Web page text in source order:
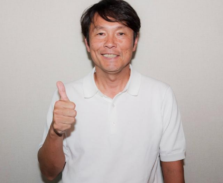
藤木：ブラジル戦で、前半は佐野海舟選手の素晴らしいイン
ターセプトからのゴールがありましたし、前半の終了間際に
は日本がボールを持つ時間もありました。しかし、後半に入
ってからブラジルが戦略を変えてきて、日本が一方的に押し
込まれてしまった。試合のなかで具体的な戦術が打ち出せな
かったと考えると、（選手のなかに）もう少し具体的な戦略
を示す人、ブレーンが必要なのかなと素人目には思ってしま
うのですが……。
福田：そういう見方も当然ありますし、それができれば一番
いいと思うのですが、森保監督は帰国後の会見で「戦術は後
出しジャンケンだ」と言っていたんです。どういうことかと
いうと、自分たちが変えたら相手がまた変えてくる、それに
対してまた変えていかなきゃならない。ベンチでその都度
（戦術を）言い続けても、向こうが変えてきたら、その変化
に対して変化しなきゃいけない。「こういうやり方をしま